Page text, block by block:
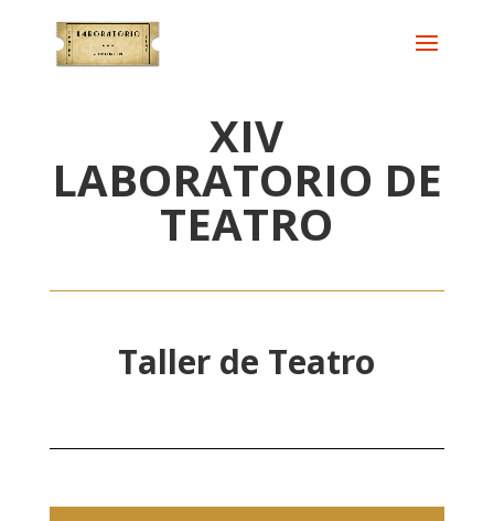
XIV
LABORATORIO DE
TEATRO
Taller de Teatro